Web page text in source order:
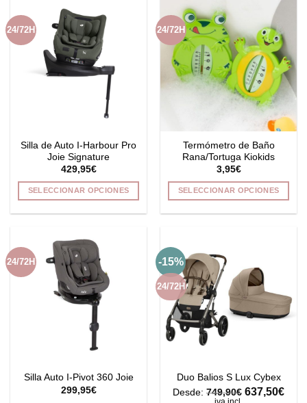
múltiples
variantes.
Las
opciones
se
pueden
página
de
producto
variantes.
Las
opciones
se
pueden
elegir
página
de
24/72H
Silla de Auto I-Harbour Pro
Joie Signature
429,95€
SELECCIONAR OPCIONES
múltiples
variantes.
Las
opciones
se
pueden
elegir
página
de
24/72H
Termómetro de Baño
Rana/Tortuga Kiokids
3,95€
SELECCIONAR OPCIONES
Las
opciones
se
pueden
página
de
24/72H
Silla Auto I-Pivot 360 Joie
299,95€
-15%
24/72H
Duo Balios S Lux Cybex
Desde: 749,90€ 637,50€